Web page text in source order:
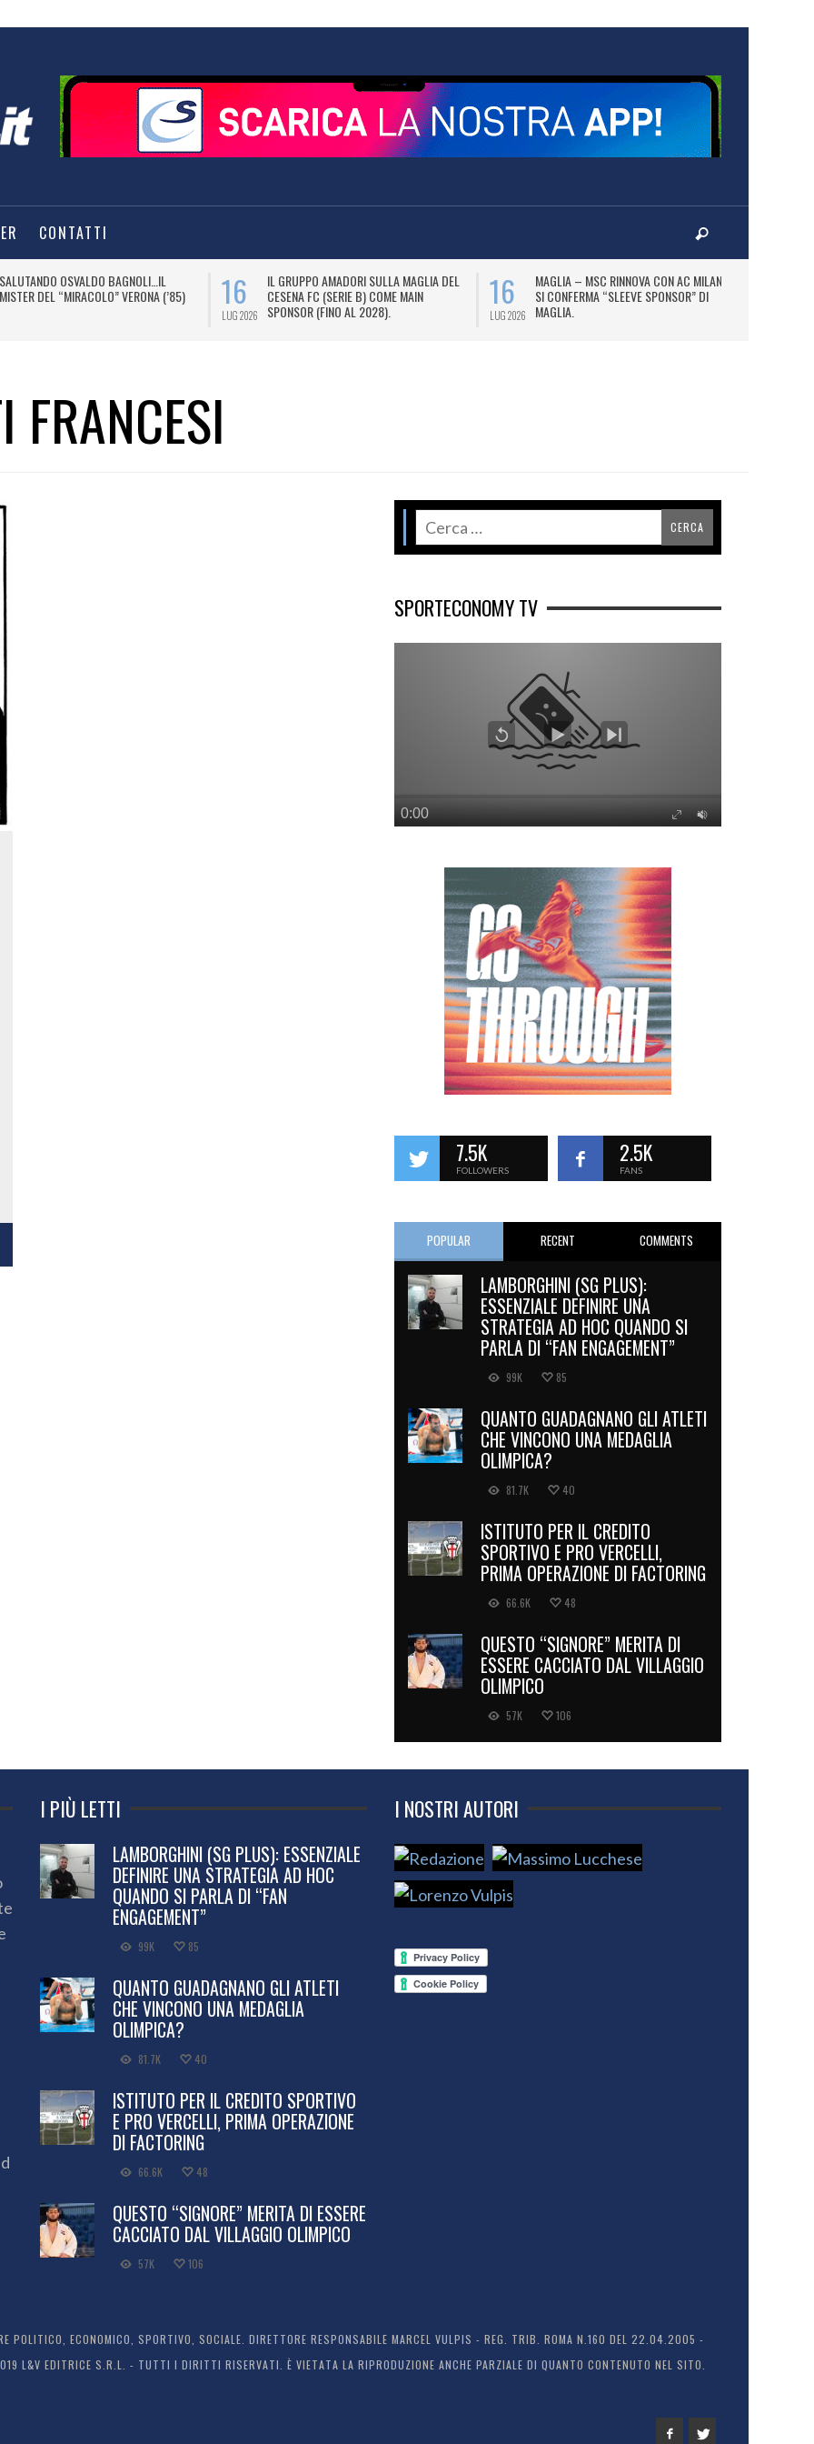
CONTATTI
SALUTANDO OSVALDO BAGNOLI…IL
MISTER DEL “MIRACOLO” VERONA (’85)
16
LUG 2026
IL GRUPPO AMADORI SULLA MAGLIA DEL
CESENA FC (SERIE B) COME MAIN
SPONSOR (FINO AL 2028).
16
LUG 2026
MAGLIA – MSC RINNOVA CON AC MILAN E
SI CONFERMA “SLEEVE SPONSOR” DI
MAGLIA.
FRANCESI
SPORTECONOMY TV
7.5K
FOLLOWERS
2.5K
FANS
POPULAR RECENT COMMENTS
LAMBORGHINI (SG PLUS):
ESSENZIALE DEFINIRE UNA
STRATEGIA AD HOC QUANDO SI
PARLA DI “FAN ENGAGEMENT”
99K 85
QUANTO GUADAGNANO GLI ATLETI
CHE VINCONO UNA MEDAGLIA
OLIMPICA?
81.7K 40
ISTITUTO PER IL CREDITO
SPORTIVO E PRO VERCELLI,
PRIMA OPERAZIONE DI FACTORING
66.6K 48
QUESTO “SIGNORE” MERITA DI
ESSERE CACCIATO DAL VILLAGGIO
OLIMPICO
57K 106
I PIÙ LETTI
LAMBORGHINI (SG PLUS): ESSENZIALE
DEFINIRE UNA STRATEGIA AD HOC
QUANDO SI PARLA DI “FAN
ENGAGEMENT”
99K 85
QUANTO GUADAGNANO GLI ATLETI
CHE VINCONO UNA MEDAGLIA
OLIMPICA?
81.7K 40
ISTITUTO PER IL CREDITO SPORTIVO
E PRO VERCELLI, PRIMA OPERAZIONE
DI FACTORING
66.6K 48
QUESTO “SIGNORE” MERITA DI ESSERE
CACCIATO DAL VILLAGGIO OLIMPICO
57K 106
I NOSTRI AUTORI
POLITICO, ECONOMICO, SPORTIVO, SOCIALE. DIRETTORE RESPONSABILE MARCEL VULPIS - REG. TRIB. ROMA N.160 DEL 22.04.2005 -
EDITRICE S.R.L. - TUTTI I DIRITTI RISERVATI. È VIETATA LA RIPRODUZIONE ANCHE PARZIALE DI QUANTO CONTENUTO NEL SITO.